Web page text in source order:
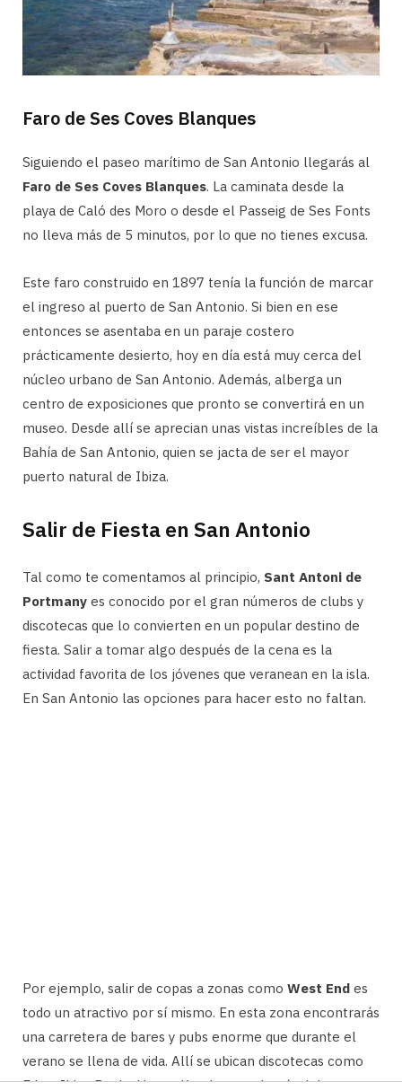
Faro de Ses Coves Blanques
Siguiendo el paseo marítimo de San Antonio llegarás al
Faro de Ses Coves Blanques. La caminata desde la
playa de Caló des Moro o desde el Passeig de Ses Fonts
no lleva más de 5 minutos, por lo que no tienes excusa.
Este faro construido en 1897 tenía la función de marcar
el ingreso al puerto de San Antonio. Si bien en ese
entonces se asentaba en un paraje costero
prácticamente desierto, hoy en día está muy cerca del
núcleo urbano de San Antonio. Además, alberga un
centro de exposiciones que pronto se convertirá en un
museo. Desde allí se aprecian unas vistas increíbles de la
Bahía de San Antonio, quien se jacta de ser el mayor
puerto natural de Ibiza.
Salir de Fiesta en San Antonio
Tal como te comentamos al principio, Sant Antoni de
Portmany es conocido por el gran números de clubs y
discotecas que lo convierten en un popular destino de
fiesta. Salir a tomar algo después de la cena es la
actividad favorita de los jóvenes que veranean en la isla.
En San Antonio las opciones para hacer esto no faltan.
Por ejemplo, salir de copas a zonas como West End es
todo un atractivo por sí mismo. En esta zona encontrarás
una carretera de bares y pubs enorme que durante el
verano se llena de vida. Allí se ubican discotecas como
Eden, Ibiza Rocks Hotes, Kumharas, además del